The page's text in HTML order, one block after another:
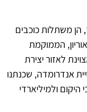
הן משתלות כוכבים
הממוקמת
לאזור יצירת
אנדרומדה, שכנתנו
ולמיליארדי